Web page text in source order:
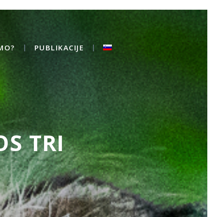
PUBLIKACIJE
TRI